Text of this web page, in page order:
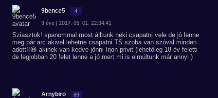
9bence5 4
9 éve | 2017. 05. 01. 22:34:41
Sziasztok! spanommal most álltunk neki csapatni vele de jó lenne
meg pár arc akivel lehetne csapatni TS szoba van szóval minden
adott!!😃 akinek van kedve jönni írjon privit (lehetőleg 18 év feletti
de legjobban 20 felet lenne a jó mert mi is elmúltunk már annyi )
Arnybiro 69